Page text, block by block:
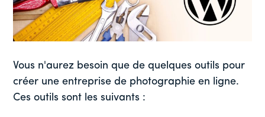
Vous n'aurez besoin que de quelques outils pour
créer une entreprise de photographie en ligne.
Ces outils sont les suivants :